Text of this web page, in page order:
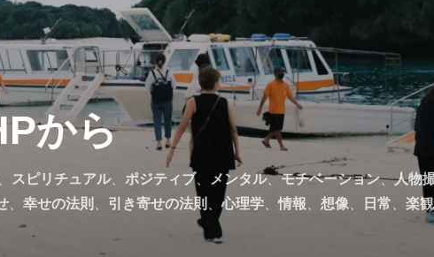
から
スピリチュアル、 ポジティブ、 メンタル、モチベーション、人物
、幸せの法則 引き寄せの法則 、心理学 、情報 、想像 日常 、楽観